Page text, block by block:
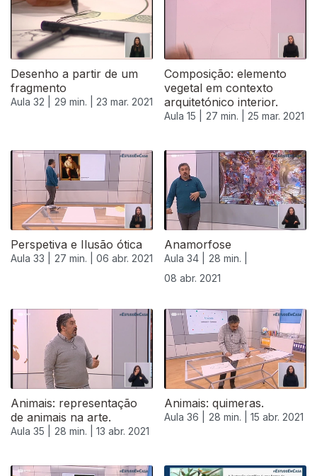
Desenho a partir de um
fragmento
Aula 32 | 29 min. | 23 mar. 2021
Composição: elemento
vegetal em contexto
arquitetónico interior.
Aula 15 | 27 min. | 25 mar. 2021
Perspetiva e Ilusão ótica
Aula 33 | 27 min. | 06 abr. 2021
Anamorfose
Aula 34 |
28 min. |
08 abr. 2021
535565
Animais: representação
de animais na arte.
Aula 35 | 28 min. | 13 abr. 2021
Animais: quimeras.
Aula 36 | 28 min. | 15 abr. 2021